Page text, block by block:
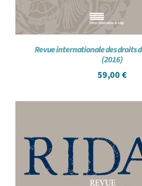
Revue internationale des droits
(2016)
59,00 €